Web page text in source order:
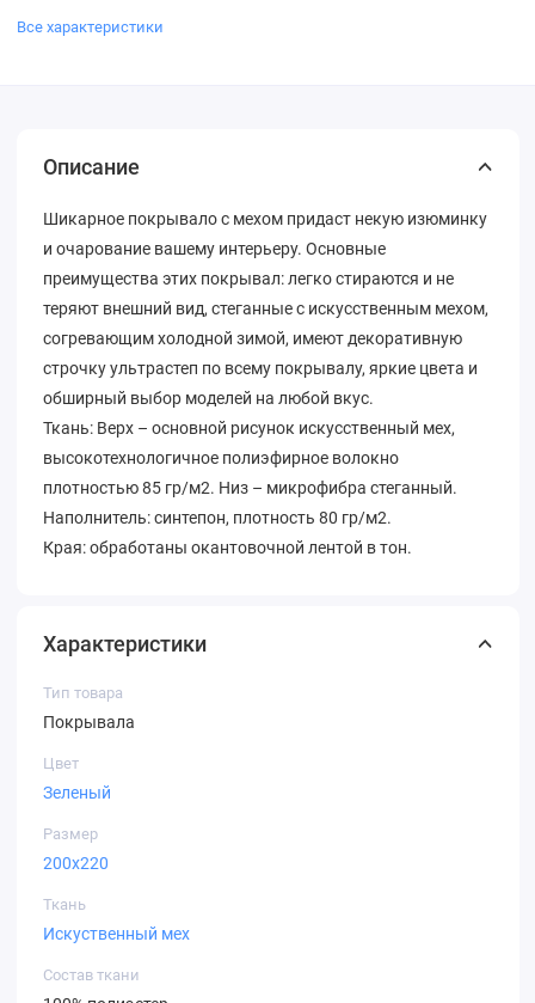
Все характеристики
Описание
Шикарное покрывало с мехом придаст некую изюминку
и очарование вашему интерьеру. Основные
преимущества этих покрывал: легко стираются и не
теряют внешний вид, стеганные с искусственным мехом,
согревающим холодной зимой, имеют декоративную
строчку ультрастеп по всему покрывалу, яркие цвета и
обширный выбор моделей на любой вкус.
Ткань: Верх – основной рисунок искусственный мех,
высокотехнологичное полиэфирное волокно
плотностью 85 гр/м2. Низ – микрофибра стеганный.
Наполнитель: синтепон, плотность 80 гр/м2.
Края: обработаны окантовочной лентой в тон.
Характеристики
Тип товара
Покрывала
Цвет
Зеленый
Размер
200х220
Ткань
Искуственный мех
Состав ткани